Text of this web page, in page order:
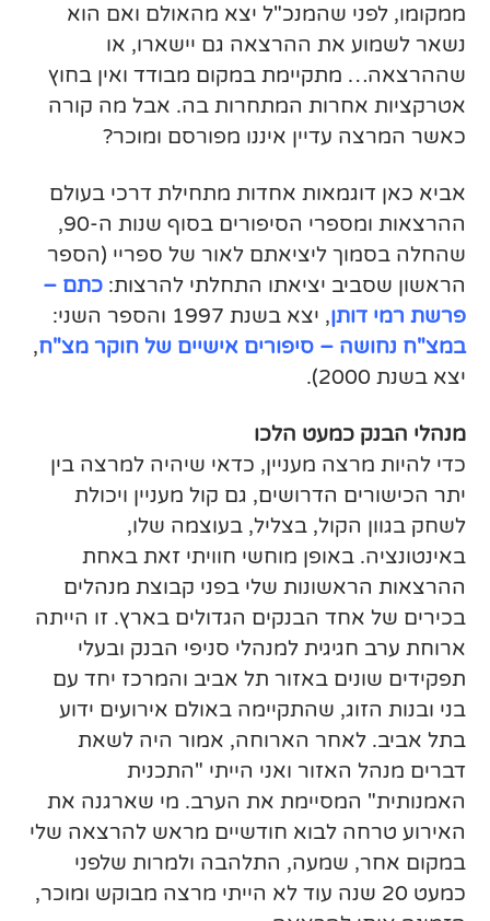
ממקומו, לפני שהמנכ"ל יצא מהאולם ואם הוא
נשאר לשמוע את ההרצאה גם יישארו, או
שההרצאה… מתקיימת במקום מבודד ואין בחוץ
אטרקציות אחרות המתחרות בה. אבל מה קורה
כאשר המרצה עדיין איננו מפורסם ומוכר?
אביא כאן דוגמאות אחדות מתחילת דרכי בעולם
ההרצאות ומספרי הסיפורים בסוף שנות ה-90,
שהחלה בסמוך ליציאתם לאור של ספריי (הספר
הראשון שסביב יציאתו התחלתי להרצות:כתם –
פרשת רמי דותן, יצא בשנת 1997 והספר השני:
במצ"ח נחושה – סיפורים אישיים של חוקר מצ"ח,
יצא בשנת 2000).
מנהלי הבנק כמעט הלכו
כדי להיות מרצה מעניין, כדאי שיהיה למרצה בין
יתר הכישורים הדרושים, גם קול מעניין ויכולת
לשחק בגוון הקול, בצליל, בעוצמה שלו,
באינטונציה. באופן מוחשי חוויתי זאת באחת
ההרצאות הראשונות שלי בפני קבוצת מנהלים
בכירים של אחד הבנקים הגדולים בארץ. זו הייתה
ארוחת ערב חגיגית למנהלי סניפי הבנק ובעלי
תפקידים שונים באזור תל אביב והמרכז יחד עם
בני ובנות הזוג, שהתקיימה באולם אירועים ידוע
בתל אביב. לאחר הארוחה, אמור היה לשאת
דברים מנהל האזור ואני הייתי "התכנית
האמנותית" המסיימת את הערב. מי שארגנה את
האירוע טרחה לבוא חודשיים מראש להרצאה שלי
במקום אחר, שמעה, התלהבה ולמרות שלפני
כמעט 20 שנה עוד לא הייתי מרצה מבוקש ומוכר,